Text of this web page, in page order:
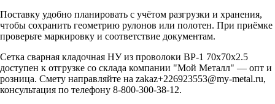
Поставку удобно планировать с учётом разгрузки и хранения,
чтобы сохранить геометрию рулонов или полотен. При приёмке
проверьте маркировку и соответствие документам.
Сетка сварная кладочная НУ из проволоки ВР-1 70х70х2.5
доступен к отгрузке со склада компании "Мой Металл" — опт и
розница. Смету направляйте на zakaz+226923553@my-metal.ru,
консультация по телефону 8-800-300-38-12.